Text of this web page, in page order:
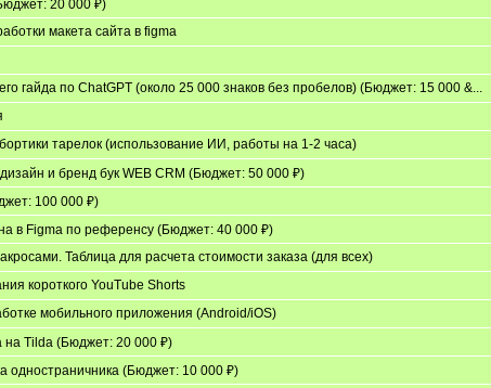
20 000 ₽)
макета сайта в figma
гайда по ChatGPT (около 25 000 знаков без пробелов) (Бюджет: 15 000 &...
тарелок (использование ИИ, работы на 1-2 часа)
и бренд бук WEB CRM (Бюджет: 50 000 ₽)
100 000 ₽)
в Figma по референсу (Бюджет: 40 000 ₽)
Таблица для расчета стоимости заказа (для всех)
короткого YouTube Shorts
мобильного приложения (Android/iOS)
на Tilda (Бюджет: 20 000 ₽)
одностраничника (Бюджет: 10 000 ₽)